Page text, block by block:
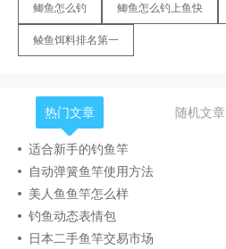
鲫鱼怎么钓 鲫鱼怎么钓上鱼快
鲮鱼饵料排名第一
热门文章 随机文章
适合新手的钓鱼竿
自动弹簧鱼竿使用方法
美人鱼鱼竿怎么样
钓鱼动态表情包
日本二手鱼竿交易市场